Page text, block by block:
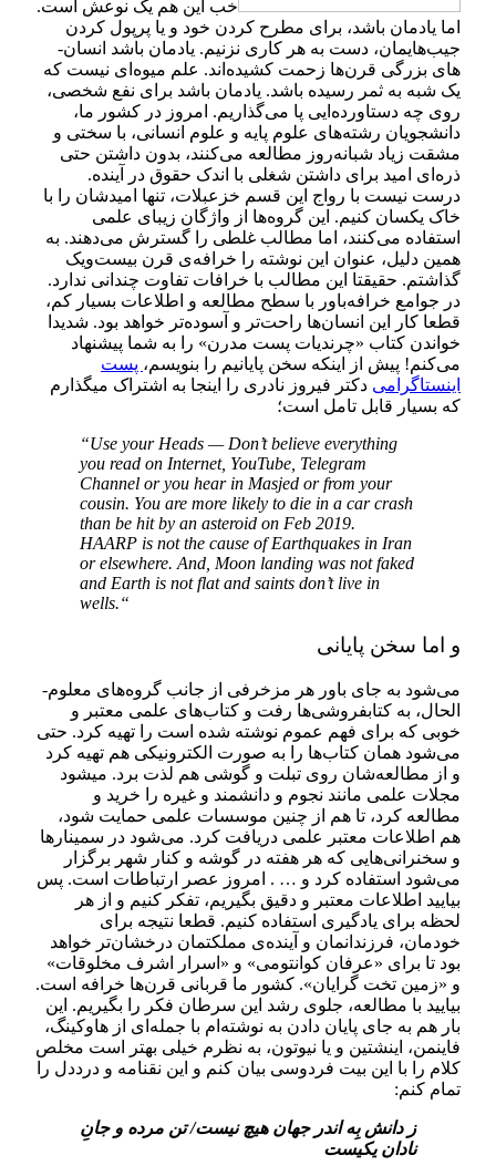
خب این هم یک نوعش است.
اما یادمان باشد، برای مطرح کردن خود و یا پرپول کردن
جیب‌­هایمان، دست به هر کاری نزنیم. یادمان باشد انسان‌­
های بزرگی قرن­‌ها زحمت کشیده­‌اند. علم میوه‌ای نیست که
یک شبه به ثمر رسیده باشد. یادمان باشد برای نفع شخصی،
روی چه دستاورده‌ایی پا می‌­گذاریم. امروز در کشور ما،
دانشجویان رشته­‌های علوم پایه و علوم انسانی، با سختی و
مشقت زیاد شبانه‌­روز مطالعه می­‌کنند، بدون داشتن حتی
ذره­‌ای امید برای داشتن شغلی با اندک حقوق در آینده.
درست نیست با رواج این قسم خزعبلات، تنها امیدشان را با
خاک یکسان کنیم.این گروه­‌ها از واژگان زیبای علمی
استفاده می‌­کنند، اما مطالب غلطی را گسترش می‌­دهند. به
همین دلیل، عنوان این نوشته را خرافه‌ی قرن بیست‌ویک
گذاشتم. حقیقتا این مطالب با خرافات تفاوت چندانی ندارد.
در جوامع خرافه‌باور با سطح مطالعه و اطلاعات بسیار کم،
قطعا کار این انسان­‌ها راحت­‌تر و آسوده­‌تر خواهد بود. شدیدا
خواندن کتاب «چرندیات پست مدرن» را به شما پیشنهاد
می‌کنم!پیش از اینکه سخن پایانیم را بنویسم،پست
اینستاگرامیدکتر فیروز نادری را اینجا به اشتراک می­گذارم
که بسیار قابل تامل است؛
“Use your Heads — Don’t believe everything
you read on Internet, YouTube, Telegram
Channel or you hear in Masjed or from your
cousin. You are more likely to die in a car crash
than be hit by an asteroid on Feb 2019.
HAARP is not the cause of Earthquakes in Iran
or elsewhere. And, Moon landing was not faked
and Earth is not flat and saints don’t live in
wells.
و اما سخن پایانی
می‌­شود به جای باور هر مزخرفی از جانب گروه­‌های معلوم‌­
الحال، به کتابفروشی‌­ها رفت و کتاب­‌های علمی معتبر و
خوبی که برای فهم عموم نوشته شده ‌است را تهیه کرد. حتی
می‌­شود همان کتاب‌­ها را به صورت الکترونیکی هم تهیه کرد
و از مطالعه‌­شان روی تبلت و گوشی هم لذت برد. می­شود
مجلات علمی مانند نجوم و دانشمند و غیره را خرید و
مطالعه کرد، تا هم از چنین موسسات علمی حمایت شود،
هم اطلاعات معتبر علمی دریافت کرد. می‌­شود در سمینارها
و سخنرانی‌­هایی که هر هفته در گوشه و کنار شهر برگزار
می‌­شود استفاده کرد و … . امروز عصر ارتباطات است. پس
بیایید اطلاعات معتبر و دقیق بگیریم، تفکر کنیم و از هر
لحظه برای یادگیری استفاده کنیم. قطعا نتیجه برای
خودمان، فرزندانمان و آینده‌ی مملکتمان درخشان­‌تر خواهد
بود تا برای «عرفان کوانتومی» و «اسرار اشرف مخلوقات»
و «زمین تخت گرایان». کشور ما قربانی قرن­‌ها خرافه است.
بیایید با مطالعه، جلوی رشد این سرطان فکر را بگیریم. این
بار هم به جای پایان دادن به نوشته‌­ام با جمله‌­ای از هاوکینگ،
فاینمن، اینشتین و یا نیوتون، به نظرم خیلی بهتر است مخلص
کلام را با این بیت فردوسی بیان کنم و این نق­نامه و درددل را
تمام کنم:
ز دانش بِه اندر جهان هیچ نیست/ تن مرده و جانِ
نادان یکی­ست